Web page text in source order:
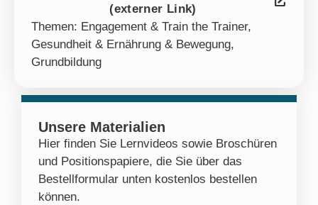
(externer Link)
Themen: Engagement & Train the Trainer,
Gesundheit & Ernährung & Bewegung,
Grundbildung
Unsere Materialien
Hier finden Sie Lernvideos sowie Broschüren
und Positionspapiere, die Sie über das
Bestellformular unten kostenlos bestellen
können.